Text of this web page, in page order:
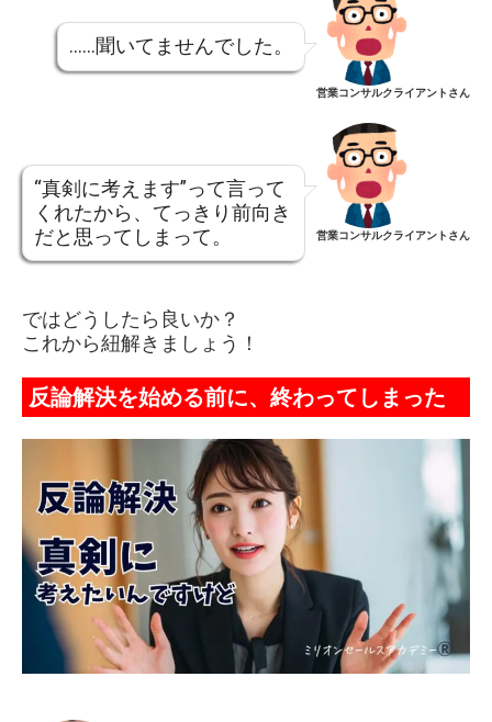
……聞いてませんでした。
営業コンサルクライアントさん
“真剣に考えます”って言って
くれたから、てっきり前向き
だと思ってしまって。
営業コンサルクライアントさん
ではどうしたら良いか？
これから紐解きましょう！
反論解決を始める前に、終わってしまった